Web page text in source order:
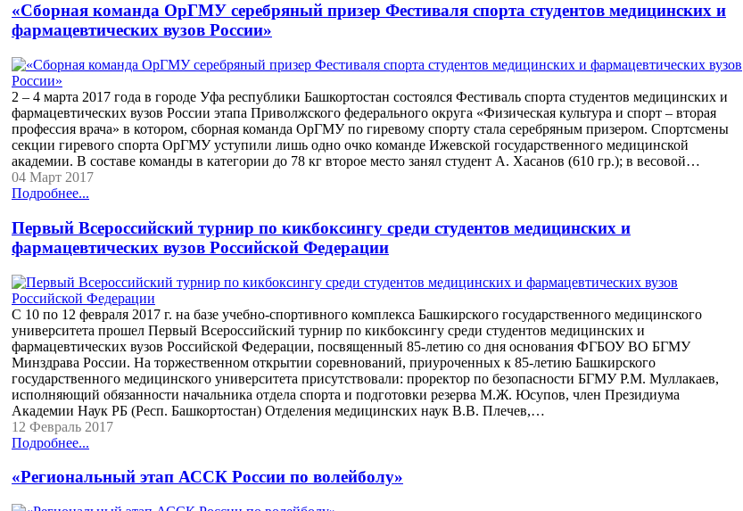
«Сборная команда ОрГМУ серебряный призер Фестиваля спорта студентов медицинских и
фармацевтических вузов России»
2 – 4 марта 2017 года в городе Уфа республики Башкортостан состоялся Фестиваль спорта студентов медицинских и
фармацевтических вузов России этапа Приволжского федерального округа «Физическая культура и спорт – вторая
профессия врача» в котором, сборная команда ОрГМУ по гиревому спорту стала серебряным призером. Спортсмены
секции гиревого спорта ОрГМУ уступили лишь одно очко команде Ижевской государственного медицинской
академии. В составе команды в категории до 78 кг второе место занял студент А. Хасанов (610 гр.); в весовой…
04 Март 2017
Подробнее...
Первый Всероссийский турнир по кикбоксингу среди студентов медицинских и
фармацевтических вузов Российской Федерации
С 10 по 12 февраля 2017 г. на базе учебно-спортивного комплекса Башкирского государственного медицинского
университета прошел Первый Всероссийский турнир по кикбоксингу среди студентов медицинских и
фармацевтических вузов Российской Федерации, посвященный 85-летию со дня основания ФГБОУ ВО БГМУ
Минздрава России. На торжественном открытии соревнований, приуроченных к 85-летию Башкирского
государственного медицинского университета присутствовали: проректор по безопасности БГМУ Р.М. Муллакаев,
исполняющий обязанности начальника отдела спорта и подготовки резерва М.Ж. Юсупов, член Президиума
Академии Наук РБ (Респ. Башкортостан) Отделения медицинских наук В.В. Плечев,…
12 Февраль 2017
Подробнее...
«Региональный этап АССК России по волейболу»